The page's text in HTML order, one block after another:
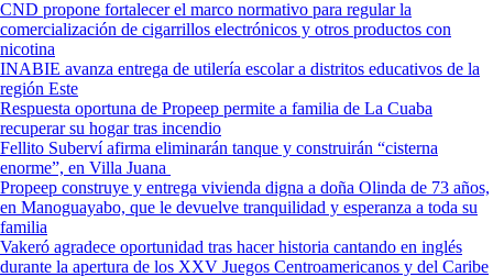
CND propone fortalecer el marco normativo para regular la
comercialización de cigarrillos electrónicos y otros productos con
nicotina
INABIE avanza entrega de utilería escolar a distritos educativos de la
región Este
Respuesta oportuna de Propeep permite a familia de La Cuaba
recuperar su hogar tras incendio
Fellito Suberví afirma eliminarán tanque y construirán “cisterna
enorme”, en Villa Juana
Propeep construye y entrega vivienda digna a doña Olinda de 73 años,
en Manoguayabo, que le devuelve tranquilidad y esperanza a toda su
familia
Vakeró agradece oportunidad tras hacer historia cantando en inglés
durante la apertura de los XXV Juegos Centroamericanos y del Caribe